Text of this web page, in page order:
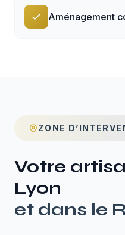
Aménagement
ZONE
Votre
Lyon
et dans le